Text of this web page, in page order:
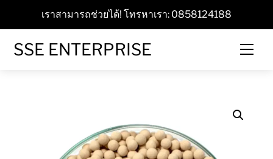
content
เราสามารถช่วยได้! โทรหาเรา: 0858124188
SSE ENTERPRISE